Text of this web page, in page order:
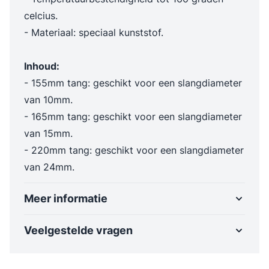
celcius.
- Materiaal: speciaal kunststof.
Inhoud:
- 155mm tang: geschikt voor een slangdiameter
van 10mm.
- 165mm tang: geschikt voor een slangdiameter
van 15mm.
- 220mm tang: geschikt voor een slangdiameter
van 24mm.
Meer informatie
Veelgestelde vragen